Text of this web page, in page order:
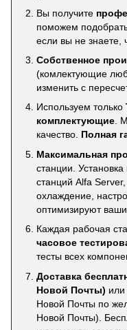
Вы получите
поможем
если вы не знаете,
Собственное
(комлектующие
изменить с
Используем только
комплектующие.
качество. Полная
Максимальная
станции.
станций Alfa
охлаждение,
оптимизируют
Каждая рабочая
часовое
тесты всех
Доставка
Новой Почты) или
Новой Почты по
Новой Почты).